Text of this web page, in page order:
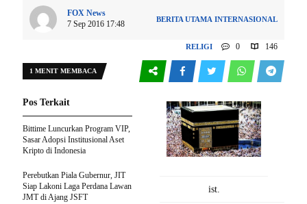
FOX News
7 Sep 2016 17:48
BERITA UTAMA INTERNASIONAL
RELIGI 0 146
1 MENIT MEMBACA
ist.
Pos Terkait
Bittime Luncurkan Program VIP,
Sasar Adopsi Institusional Aset
Kripto di Indonesia
Perebutkan Piala Gubernur, JIT
Siap Lakoni Laga Perdana Lawan
JMT di Ajang JSFT